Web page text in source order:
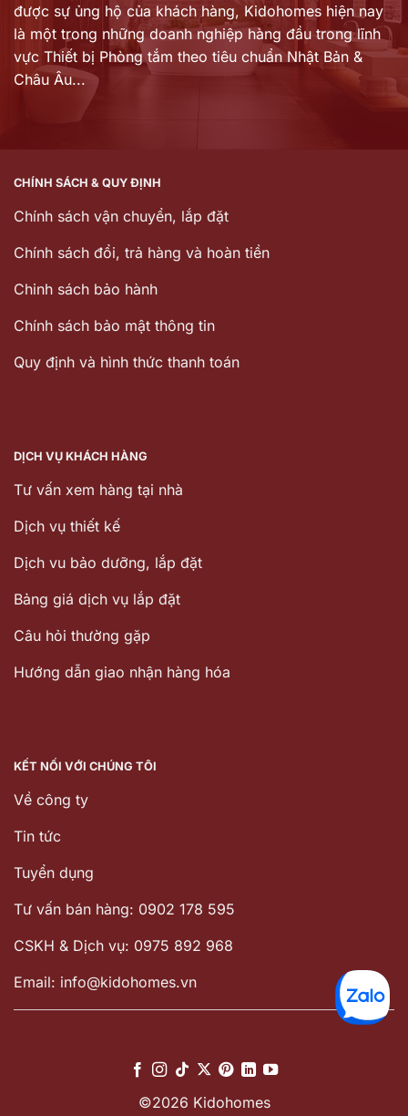
được sự ủng hộ của khách hàng, Kidohomes hiện nay
là một trong những doanh nghiệp hàng đầu trong lĩnh
vực Thiết bị Phòng tắm theo tiêu chuẩn Nhật Bản &
Châu Âu...
CHÍNH SÁCH & QUY ĐỊNH
Chính sách vận chuyển, lắp đặt
Chính sách đổi, trả hàng và hoàn tiền
Chinh sách bảo hành
Chính sách bảo mật thông tin
Quy định và hình thức thanh toán
DỊCH VỤ KHÁCH HÀNG
Tư vấn xem hàng tại nhà
Dịch vụ thiết kế
Dịch vu bảo dưỡng, lắp đặt
Bảng giá dịch vụ lắp đặt
Câu hỏi thường gặp
Hướng dẫn giao nhận hàng hóa
KẾT NỐI VỚI CHÚNG TÔI
Về công ty
Tin tức
Tuyển dụng
Tư vấn bán hàng: 0902 178 595
CSKH & Dịch vụ: 0975 892 968
Email: info@kidohomes.vn
©2026 Kidohomes